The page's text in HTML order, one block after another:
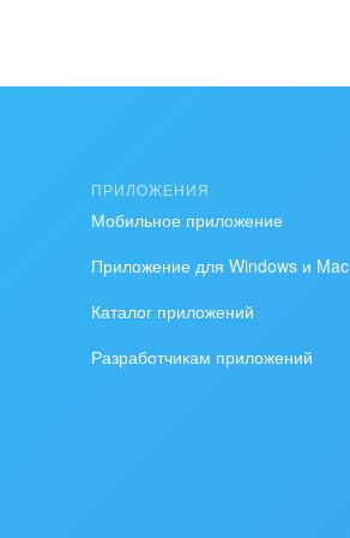
ПРИЛОЖЕНИЯ
Мобильное приложение
Приложение для Windows и Mac
Каталог приложений
Разработчикам приложений